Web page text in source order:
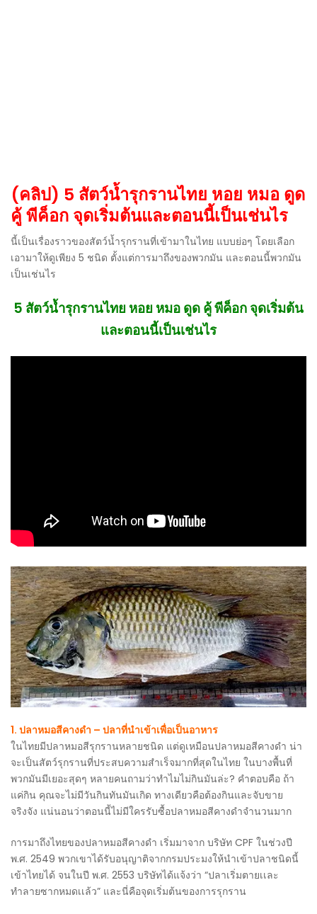
(คลิป) 5 สัตว์น้ำรุกรานไทย หอย หมอ ดูด
คู้ พีค็อก จุดเริ่มต้นและตอนนี้เป็นเช่นไร
นี้เป็นเรื่องราวของสัตว์น้ำรุกรานที่เข้ามาในไทย แบบย่อๆ โดยเลือก
เอามาให้ดูเพียง 5 ชนิด ตั้งแต่การมาถึงของพวกมัน และตอนนี้พวกมัน
เป็นเช่นไร
5 สัตว์น้ำรุกรานไทย หอย หมอ ดูด คู้ พีค็อก จุดเริ่มต้น
และตอนนี้เป็นเช่นไร
1. ปลาหมอสีคางดำ – ปลาที่นำเข้าเพื่อเป็นอาหาร
ในไทยมีปลาหมอสีรุกรานหลายชนิด แต่ดูเหมือนปลาหมอสีคางดำ น่า
จะเป็นสัตว์รุกรานที่ประสบความสำเร็จมากที่สุดในไทย ในบางพื้นที่
พวกมันมีเยอะสุดๆ หลายคนถามว่าทำไมไม่กินมันล่ะ? คำตอบคือ ถ้า
แค่กิน คุณจะไม่มีวันกินทันมันเกิด ทางเดียวคือต้องกินและจับขาย
จริงจัง แน่นอนว่าตอนนี้ไม่มีใครรับซื้อปลาหมอสีคางดำจำนวนมาก
การมาถึงไทยของปลาหมอสีคางดำ เริ่มมาจาก บริษัท CPF ในช่วงปี
พ.ศ. 2549 พวกเขาได้รับอนุญาติจากกรมประมงให้นำเข้าปลาชนิดนี้
เข้าไทยได้ จนในปี พ.ศ. 2553 บริษัทได้แจ้งว่า “ปลาเริ่มตายเเละ
ทำลายซากหมดเเล้ว” และนี่คือจุดเริ่มต้นของการรุกราน